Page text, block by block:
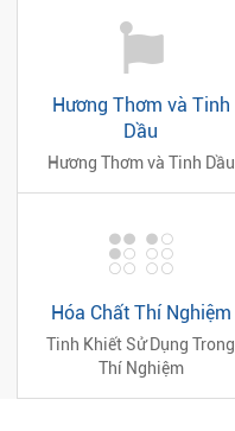
Hương Thơm và Tinh
Dầu
Hương Thơm và Tinh Dầu
Hóa Chất Thí Nghiệm
Tinh Khiết Sử Dụng Trong
Thí Nghiệm